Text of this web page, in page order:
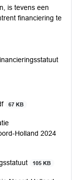
is tevens een
financiering te
67 KB
Holland 2024
105 KB